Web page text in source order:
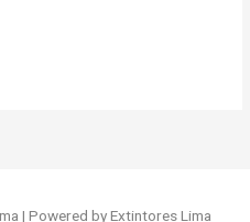
| Powered by Extintores Lima